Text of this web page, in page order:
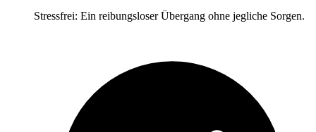
Stressfrei: Ein reibungsloser Übergang ohne jegliche Sorgen.